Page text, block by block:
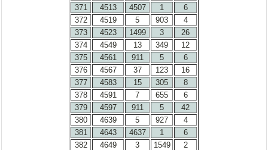
371
4513 4507 1
6
372
4519 5 903
4
373
4523 1499 3
26
374
4549 13 349
12
375
4561 911 5
6
376
4567 37 123
16
377
4583 15 305
8
378
4591 7 655
6
379
4597 911 5
42
380
4639 5 927
4
381
4643 4637 1
6
382
4649 3 1549
2